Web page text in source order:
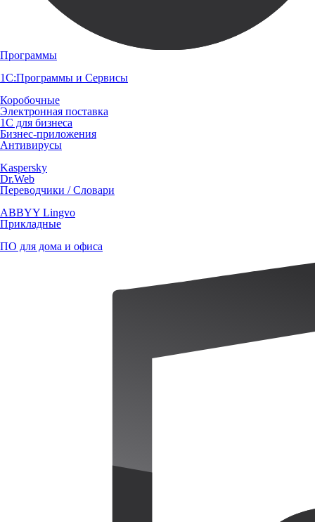
Программы
1С:Программы и Сервисы
Коробочные
Электронная поставка
1С для бизнеса
Бизнес-приложения
Антивирусы
Kaspersky
Dr.Web
Переводчики / Словари
ABBYY Lingvo
Прикладные
ПО для дома и офиса